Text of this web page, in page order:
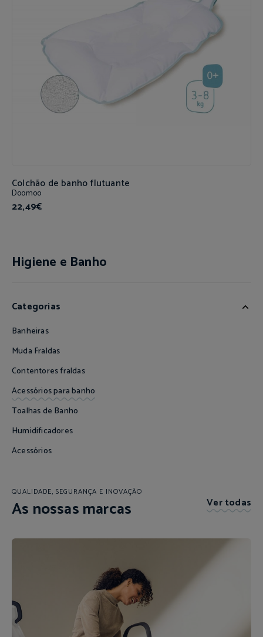
Colchão de banho flutuante
Doomoo
22,49€
Higiene e Banho
Categorias
Banheiras
Muda Fraldas
Contentores fraldas
Acessórios para banho
Toalhas de Banho
Humidificadores
Acessórios
QUALIDADE, SEGURANÇA E INOVAÇÃO
As nossas marcas Ver todas